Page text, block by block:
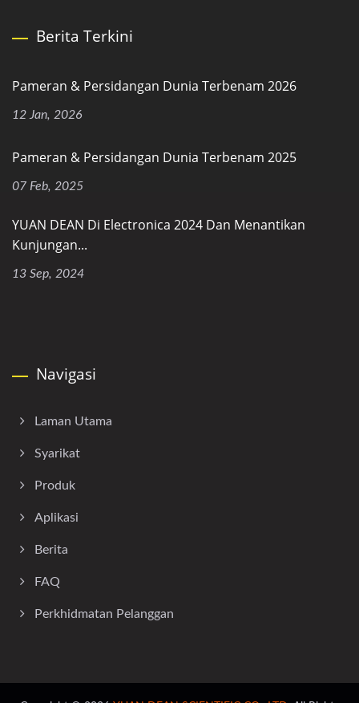
Berita Terkini
Pameran & Persidangan Dunia Terbenam 2026
12 Jan, 2026
Pameran & Persidangan Dunia Terbenam 2025
07 Feb, 2025
YUAN DEAN Di Electronica 2024 Dan Menantikan
Kunjungan...
13 Sep, 2024
Navigasi
Laman Utama
Syarikat
Produk
Aplikasi
Berita
FAQ
Perkhidmatan Pelanggan